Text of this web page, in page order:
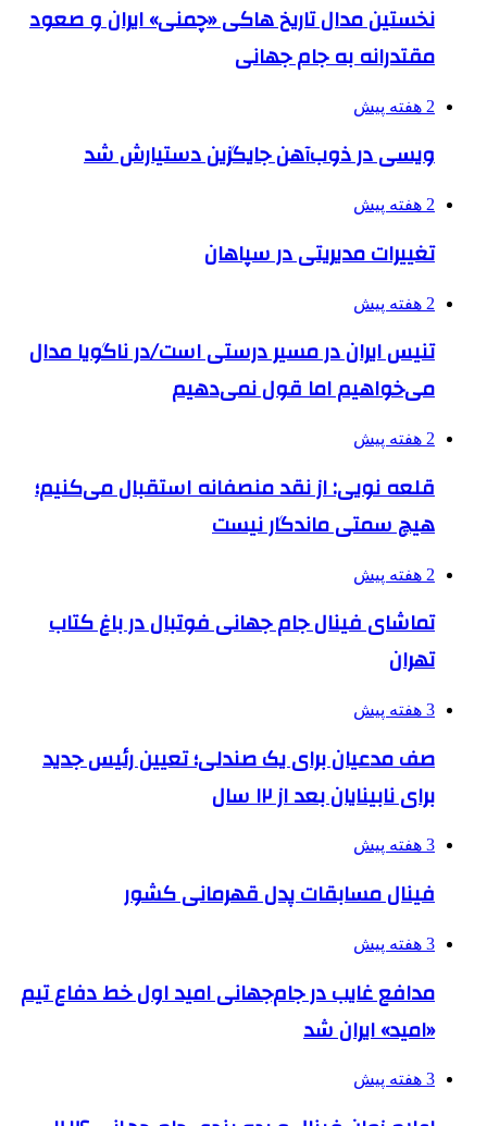
نخستین مدال تاریخ هاکی «چمنی» ایران و صعود
مقتدرانه به جام جهانی
2 هفته پیش
ویسی در ذوب‌آهن جایگزین دستیارش شد
2 هفته پیش
تغییرات مدیریتی در سپاهان
2 هفته پیش
تنیس ایران در مسیر درستی است/در ناگویا مدال
می‌خواهیم اما قول نمی‌دهیم
2 هفته پیش
قلعه نویی: از نقد منصفانه استقبال می‌کنیم؛
هیچ سمتی ماندگار نیست
2 هفته پیش
تماشای فینال جام جهانی فوتبال در باغ کتاب
تهران
3 هفته پیش
صف مدعیان برای یک صندلی؛ تعیین رئیس جدید
برای نابینایان بعد از ۱۲ سال
3 هفته پیش
فینال مسابقات پدل قهرمانی کشور
3 هفته پیش
مدافع غایب در جام‌جهانی امید اول خط دفاع تیم
«امید» ایران شد
3 هفته پیش